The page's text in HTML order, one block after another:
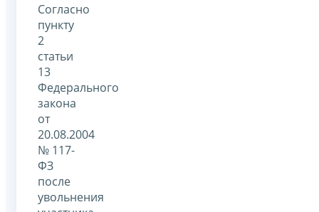
Согласно
пункту
2
статьи
13
Федерального
закона
от
20.08.2004
№ 117-
ФЗ
после
увольнения